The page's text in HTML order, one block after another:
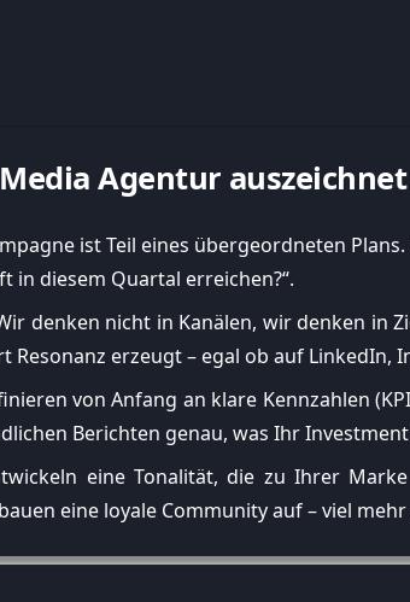
Agentur auszeichnet
ist Teil eines übergeordneten
in diesem Quartal erreichen?“.
denken nicht in Kanälen, wir denken in
erzeugt – egal ob auf LinkedIn,
von Anfang an klare Kennzahlen
Berichten genau, was Ihr
eine Tonalität, die zu Ihrer
eine loyale Community auf – viel